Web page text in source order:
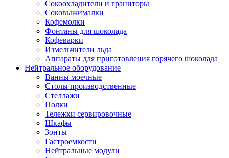
Сокоохладители и граниторы
Соковыжималки
Кофемолки
Фонтаны для шоколада
Кофеварки
Измельчители льда
Аппараты для приготовления горячего шоколада
Нейтральное оборудование
Ванны моечные
Столы производственные
Стеллажи
Полки
Тележки сервировочные
Шкафы
Зонты
Гастроемкости
Нейтральные модули